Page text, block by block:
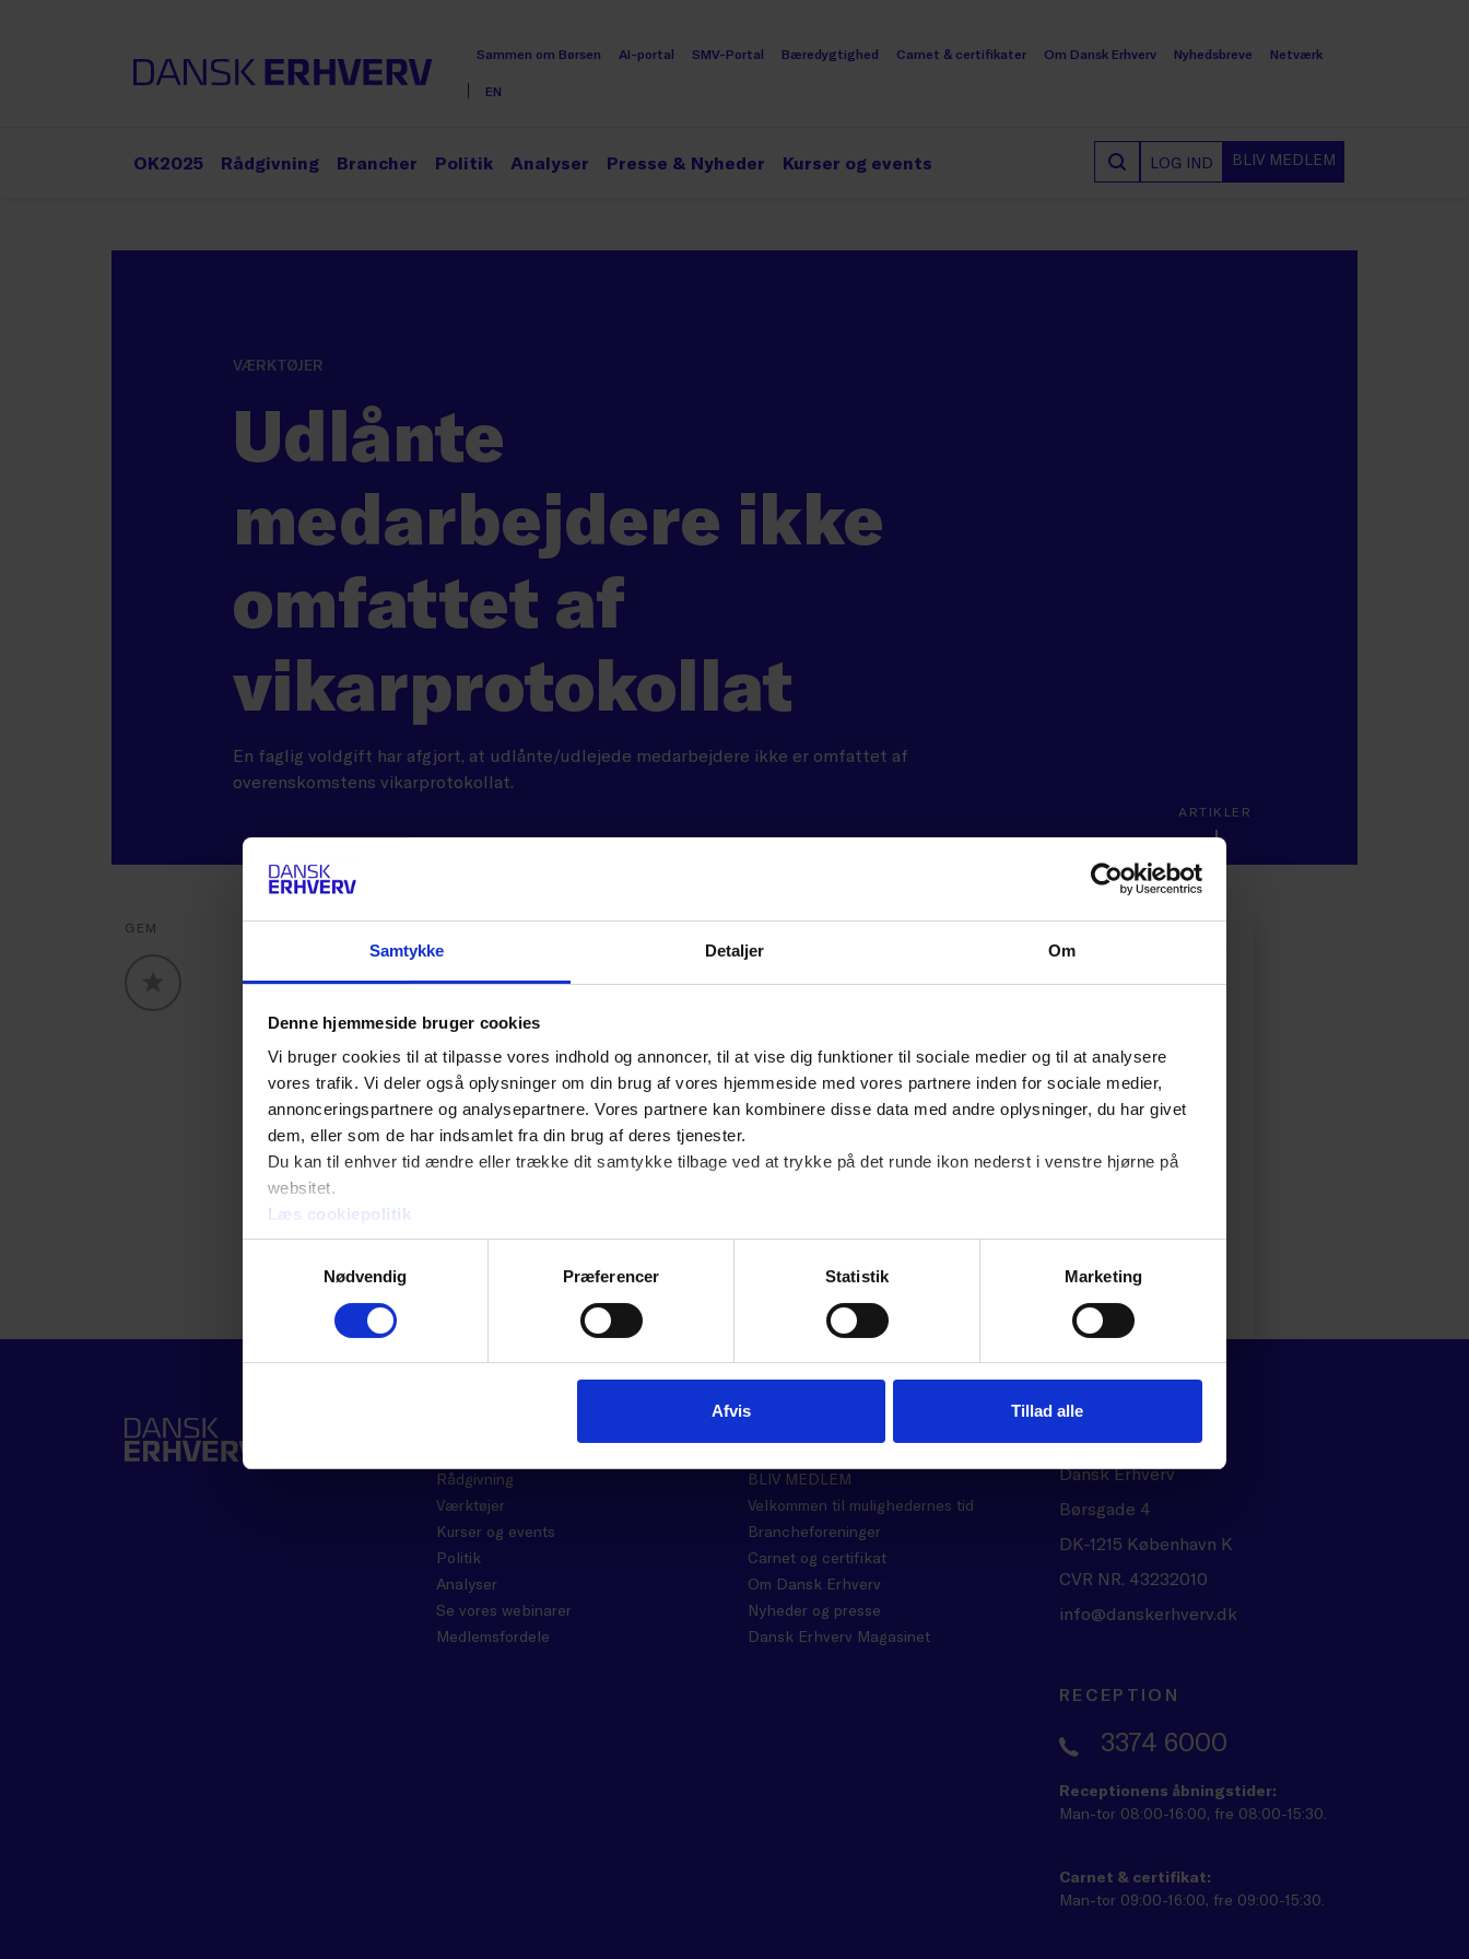
Samtykke Detaljer Om
Denne hjemmeside bruger cookies
Vi bruger cookies til at tilpasse vores indhold og annoncer, til at vise dig funktioner til sociale medier og til at analysere
vores trafik. Vi deler også oplysninger om din brug af vores hjemmeside med vores partnere inden for sociale medier,
annonceringspartnere og analysepartnere. Vores partnere kan kombinere disse data med andre oplysninger, du har givet
dem, eller som de har indsamlet fra din brug af deres tjenester.
Du kan til enhver tid ændre eller trække dit samtykke tilbage ved at trykke på det runde ikon nederst i venstre hjørne på
websitet.
Læs cookiepolitik
Nødvendig
Præferencer Statistik Marketing
Afvis Tillad alle
Sammen om Børsen AI-portal SMV-Portal Bæredygtighed Carnet & certifikater Om Dansk Erhverv Nyhedsbreve Netværk
EN
OK2025 Rådgivning Brancher Politik Analyser Presse & Nyheder Kurser og events LOG IND BLIV MEDLEM
VÆRKTØJER
Udlånte
medarbejdere ikke
omfattet af
vikarprotokollat
En faglig voldgift har afgjort, at udlånte/udlejede medarbejdere ikke er omfattet af
overenskomstens vikarprotokollat.
ARTIKLER
GEM
Det er kun medlemmer af Dansk Erhverv, der har
adgang til vores artikler og værktøjer.
Det er kun medlemmer af Dansk Erhverv, der har
adgang til vores artikler og værktøjer.
Rådgivning
Værktøjer
Kurser og events
Politik
Analyser
Se vores webinarer
Medlemsfordele
BLIV MEDLEM
Velkommen til mulighedernes tid
Brancheforeninger
Carnet og certifikat
Om Dansk Erhverv
Nyheder og presse
Dansk Erhverv Magasinet
Dansk Erhverv
Børsgade 4
DK-1215 København K
CVR NR. 43232010
info@danskerhverv.dk
RECEPTION
3374 6000
Receptionens åbningstider:
Man-tor 08:00-16:00, fre 08:00-15:30.
Carnet & certifikat:
Man-tor 09:00-16:00, fre 09:00-15:30.